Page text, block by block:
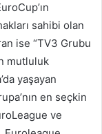
sahibi olan
ise “TV3 Grubu
mutluluk
yaşayan
en seçkin
ve